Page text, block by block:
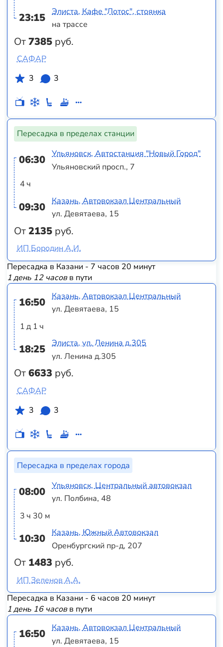
23:15
От7385 руб.
Элиста, Кафе "Лотос", стоянка
на трассе
САФАР
3
3
Пересадка в пределах станции
06:30
4 ч
09:30
От2135 руб.
Ульяновск, Автостанция "Новый Город"
Ульяновский просп., 7
Казань, Автовокзал Центральный
ул. Девятаева, 15
ИП Бородин А.И.
Пересадка в Казани - 7 часов 20 минут
1 день 12 часовв пути
16:50
1 д 1 ч
18:25
От6633 руб.
Казань, Автовокзал Центральный
ул. Девятаева, 15
Элиста, ул. Ленина д.305
ул. Ленина д.305
САФАР
3
3
Пересадка в пределах города
08:00
3 ч 30 м
10:30
От 1483 руб.
Ульяновск, Центральный автовокзал
ул. Полбина, 48
Казань, Южный Автовокзал
Оренбургский пр-д, 207
ИП Зеленов А.А.
Пересадка в Казани - 6 часов 20 минут
1 день 16 часовв пути
16:50
Казань, Автовокзал Центральный
ул. Девятаева, 15